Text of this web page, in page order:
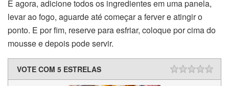
E agora, adicione todos os ingredientes em uma panela,
levar ao fogo, aguarde até começar a ferver e atingir o
ponto. E por fim, reserve para esfriar, coloque por cima do
mousse e depois pode servir.
VOTE COM 5 ESTRELAS